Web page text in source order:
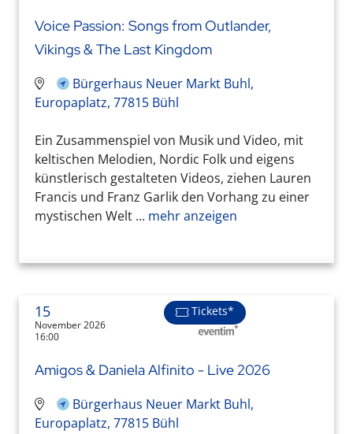
Voice Passion: Songs from Outlander,
Vikings & The Last Kingdom
Bürgerhaus Neuer Markt Buhl,
Europaplatz, 77815 Bühl
Ein Zusammenspiel von Musik und Video, mit
keltischen Melodien, Nordic Folk und eigens
künstlerisch gestalteten Videos, ziehen Lauren
Francis und Franz Garlik den Vorhang zu einer
mystischen Welt ... mehr anzeigen
15
November 2026
16:00
Tickets*
Amigos & Daniela Alfinito - Live 2026
Bürgerhaus Neuer Markt Buhl,
Europaplatz, 77815 Bühl